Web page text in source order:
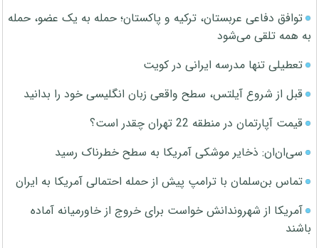
توافق دفاعی عربستان، ترکیه و پاکستان؛ حمله به یک عضو، حمله
به همه تلقی می‌شود
تعطیلی تنها مدرسه ایرانی در کویت
قبل از شروع آیلتس، سطح واقعی زبان انگلیسی خود را بدانید
قیمت آپارتمان در منطقه 22 تهران چقدر است؟
سی‌ان‌ان: ذخایر موشکی آمریکا به سطح خطرناک رسید
تماس بن‌سلمان با ترامپ پیش از حمله احتمالی آمریکا به ایران
آمریکا از شهروندانش خواست برای خروج از خاورمیانه آماده
باشند